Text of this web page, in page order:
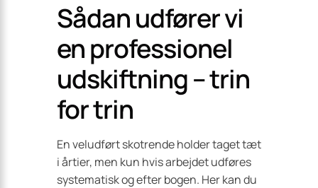
Sådan udfører vi
en professionel
udskiftning – trin
for trin
En veludført skotrende holder taget tæt
i årtier, men kun hvis arbejdet udføres
systematisk og efter bogen. Her kan du